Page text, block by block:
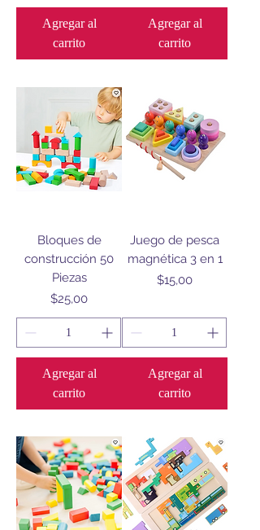
Agregar al
carrito
Agregar al
carrito
Bloques de
construcción 50
Piezas
Precio
$25,00
Agregar al
carrito
Juego de pesca
magnética 3 en 1
Precio
$15,00
Agregar al
carrito